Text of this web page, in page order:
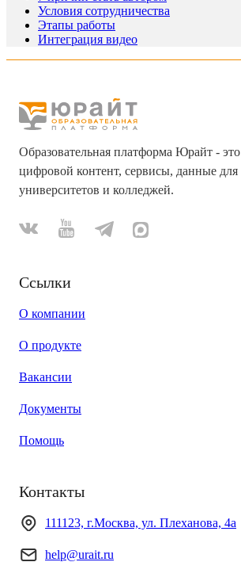
Условия сотрудничества
Этапы работы
Интеграция видео
Образовательная платформа Юрайт - это
цифровой контент, сервисы, данные для
университетов и колледжей.
Ссылки
О компании
О продукте
Вакансии
Документы
Помощь
Контакты
111123, г.Москва, ул. Плеханова, 4а
help@urait.ru